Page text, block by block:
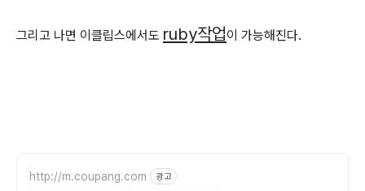
그리고 나면 이클립스에서도 ruby작업이 가능해진다.
http://m.coupang.com 광고